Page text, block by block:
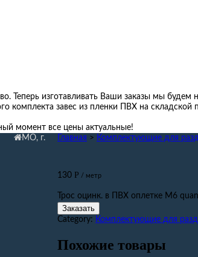
Теперь изготавливать Ваши заказы мы будем
комплекта завес из пленки ПВХ на
момент все цены актуальные!
Главная > Комплектующие для
130 Р / метр
Трос оцинк. в ПВХ оплетке М6
Заказать
Category: Комплектующие для
Похожие товары
МО, г.